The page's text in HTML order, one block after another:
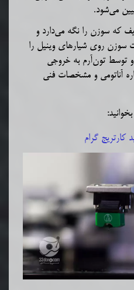
می‌شود.
که سوزن را نگه می‌دارد و
سوزن روی شیارهای وینیل را
توسط تون‌آرم به خروجی
آناتومی و مشخصات فنی
کارتریج گرام